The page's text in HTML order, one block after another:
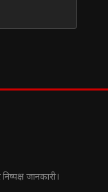
जानकारी।